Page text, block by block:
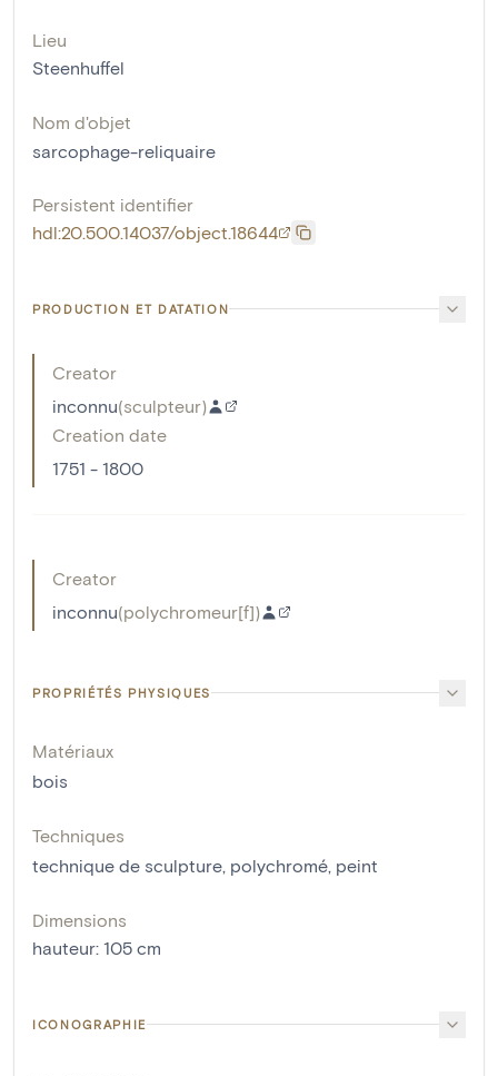
Lieu
Steenhuffel
Nom d'objet
sarcophage-reliquaire
Persistent identifier
hdl:20.500.14037/object.18644
PRODUCTION ET DATATION
Creator
inconnu(sculpteur)
Creation date
1751 - 1800
Creator
inconnu(polychromeur[f])
PROPRIÉTÉS PHYSIQUES
Matériaux
bois
Techniques
technique de sculpture polychromé peint
Dimensions
hauteur: 105 cm
ICONOGRAPHIE